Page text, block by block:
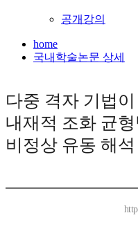
공개강의
home
국내학술논문 상세
다중 격자 기법
내재적 조화 균
비정상 유동 해석